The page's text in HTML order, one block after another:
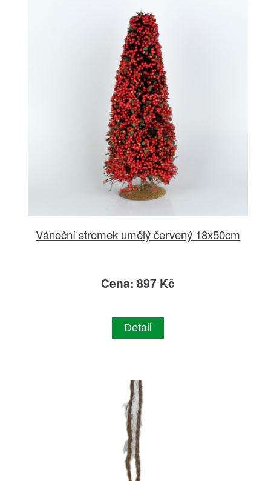
Vánoční stromek umělý červený 18x50cm
Cena: 897 Kč
Detail